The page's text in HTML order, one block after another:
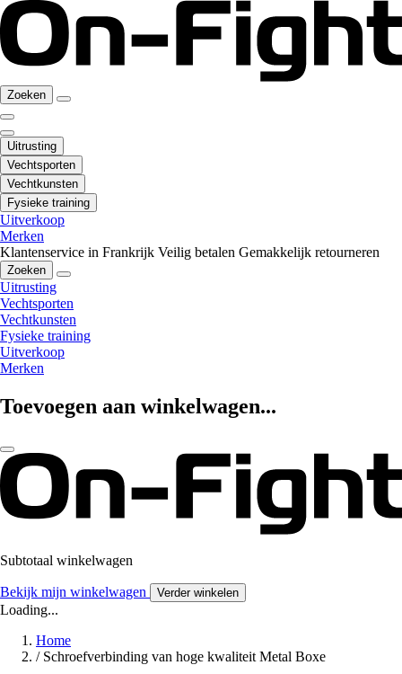
Zoeken
Uitrusting
Vechtsporten
Vechtkunsten
Fysieke training
Uitverkoop
Merken
Klantenservice in Frankrijk Veilig betalen Gemakkelijk retourneren
Zoeken
Uitrusting
Vechtsporten
Vechtkunsten
Fysieke training
Uitverkoop
Merken
Toevoegen aan winkelwagen...
Subtotaal winkelwagen
Bekijk mijn winkelwagen Verder winkelen
Loading...
Home
/ Schroefverbinding van hoge kwaliteit Metal Boxe